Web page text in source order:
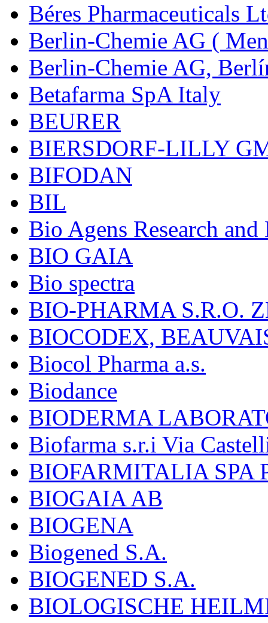
Béres Pharmaceuticals
Berlin-Chemie AG (
Berlin-Chemie AG,
Betafarma SpA Italy
BEURER
BIERSDORF-LILLY
BIFODAN
BIL
Bio Agens Research
BIO GAIA
Bio spectra
BIO-PHARMA S.R.O.
BIOCODEX,
Biocol Pharma a.s.
Biodance
BIODERMA
Biofarma s.r.i Via
BIOFARMITALIA SPA
BIOGAIA AB
BIOGENA
Biogened S.A.
BIOGENED S.A.
BIOLOGISCHE